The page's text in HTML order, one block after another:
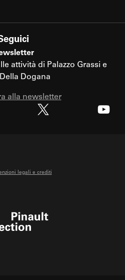
attività di Palazzo Grassi e
Dogana
alla newsletter
legali e crediti